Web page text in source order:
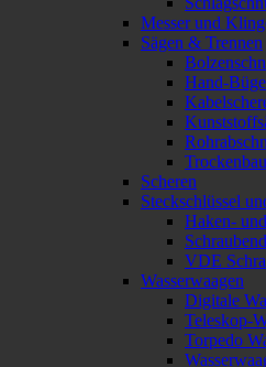
Messer und
Sägen & Trennen
Hand-
Scheren
Steckschlüssel
Haken-
VDE
Wasserwaagen
Digitale
Teleskop-
Torpedo